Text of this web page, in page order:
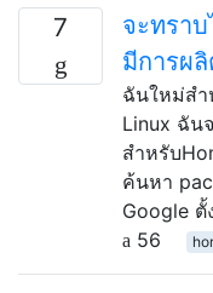
7
จะทรา
มีการผ
ฉันใหม่สำ
Linux ฉัน
สำหรับ
ค้นหา
Google
56